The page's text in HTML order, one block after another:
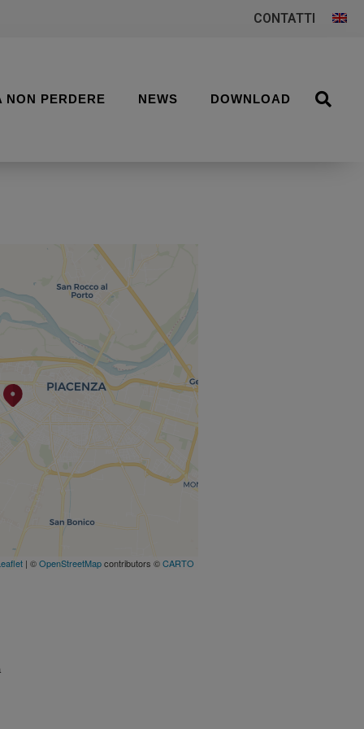
CONTATTI
NON PERDERE NEWS DOWNLOAD
| ©OpenStreetMapcontributors ©CARTO